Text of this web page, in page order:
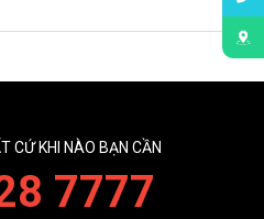
CỨ KHI NÀO BẠN CẦN
7777